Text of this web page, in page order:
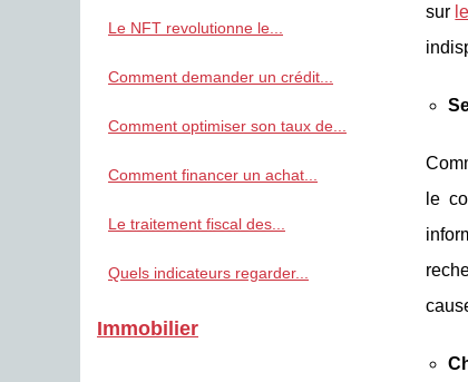
sur
le
Le NFT revolutionne le...
Comment demander un crédit...
Comment optimiser son taux de...
Comment financer un achat...
Le traitement fiscal des...
Quels indicateurs regarder...
Immobilier